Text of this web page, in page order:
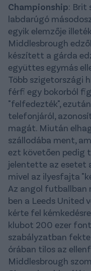
Championship: Brit
labdarúgó
egyik elemzője
Middlesbrough
készített a gárda
együttes egymás
Több szigetországi
férfi egy bokorból
"felfedezték",
telefonjáról,
magát. Miután
szállodába ment,
ezt követően pedig
jelentette az esetet
mivel az ilyesfajta
Az angol futballban
ben a Leeds United
kérte fel
klubot 200 ezer
szabályzatban
órában tilos az
Middlesbrough